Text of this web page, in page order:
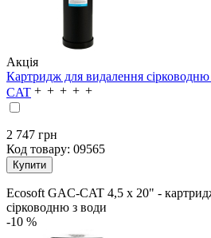
Акція
Картридж для видалення
CAT
2 747 грн
Код товару: 09565
Ecosoft GAC-CAT 4,5 x 20" -
сірководню з води
-10 %